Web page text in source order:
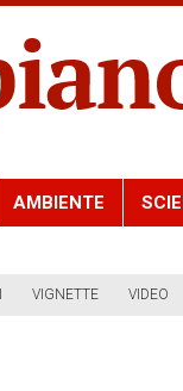
AMBIENTE
VIGNETTE VIDEO